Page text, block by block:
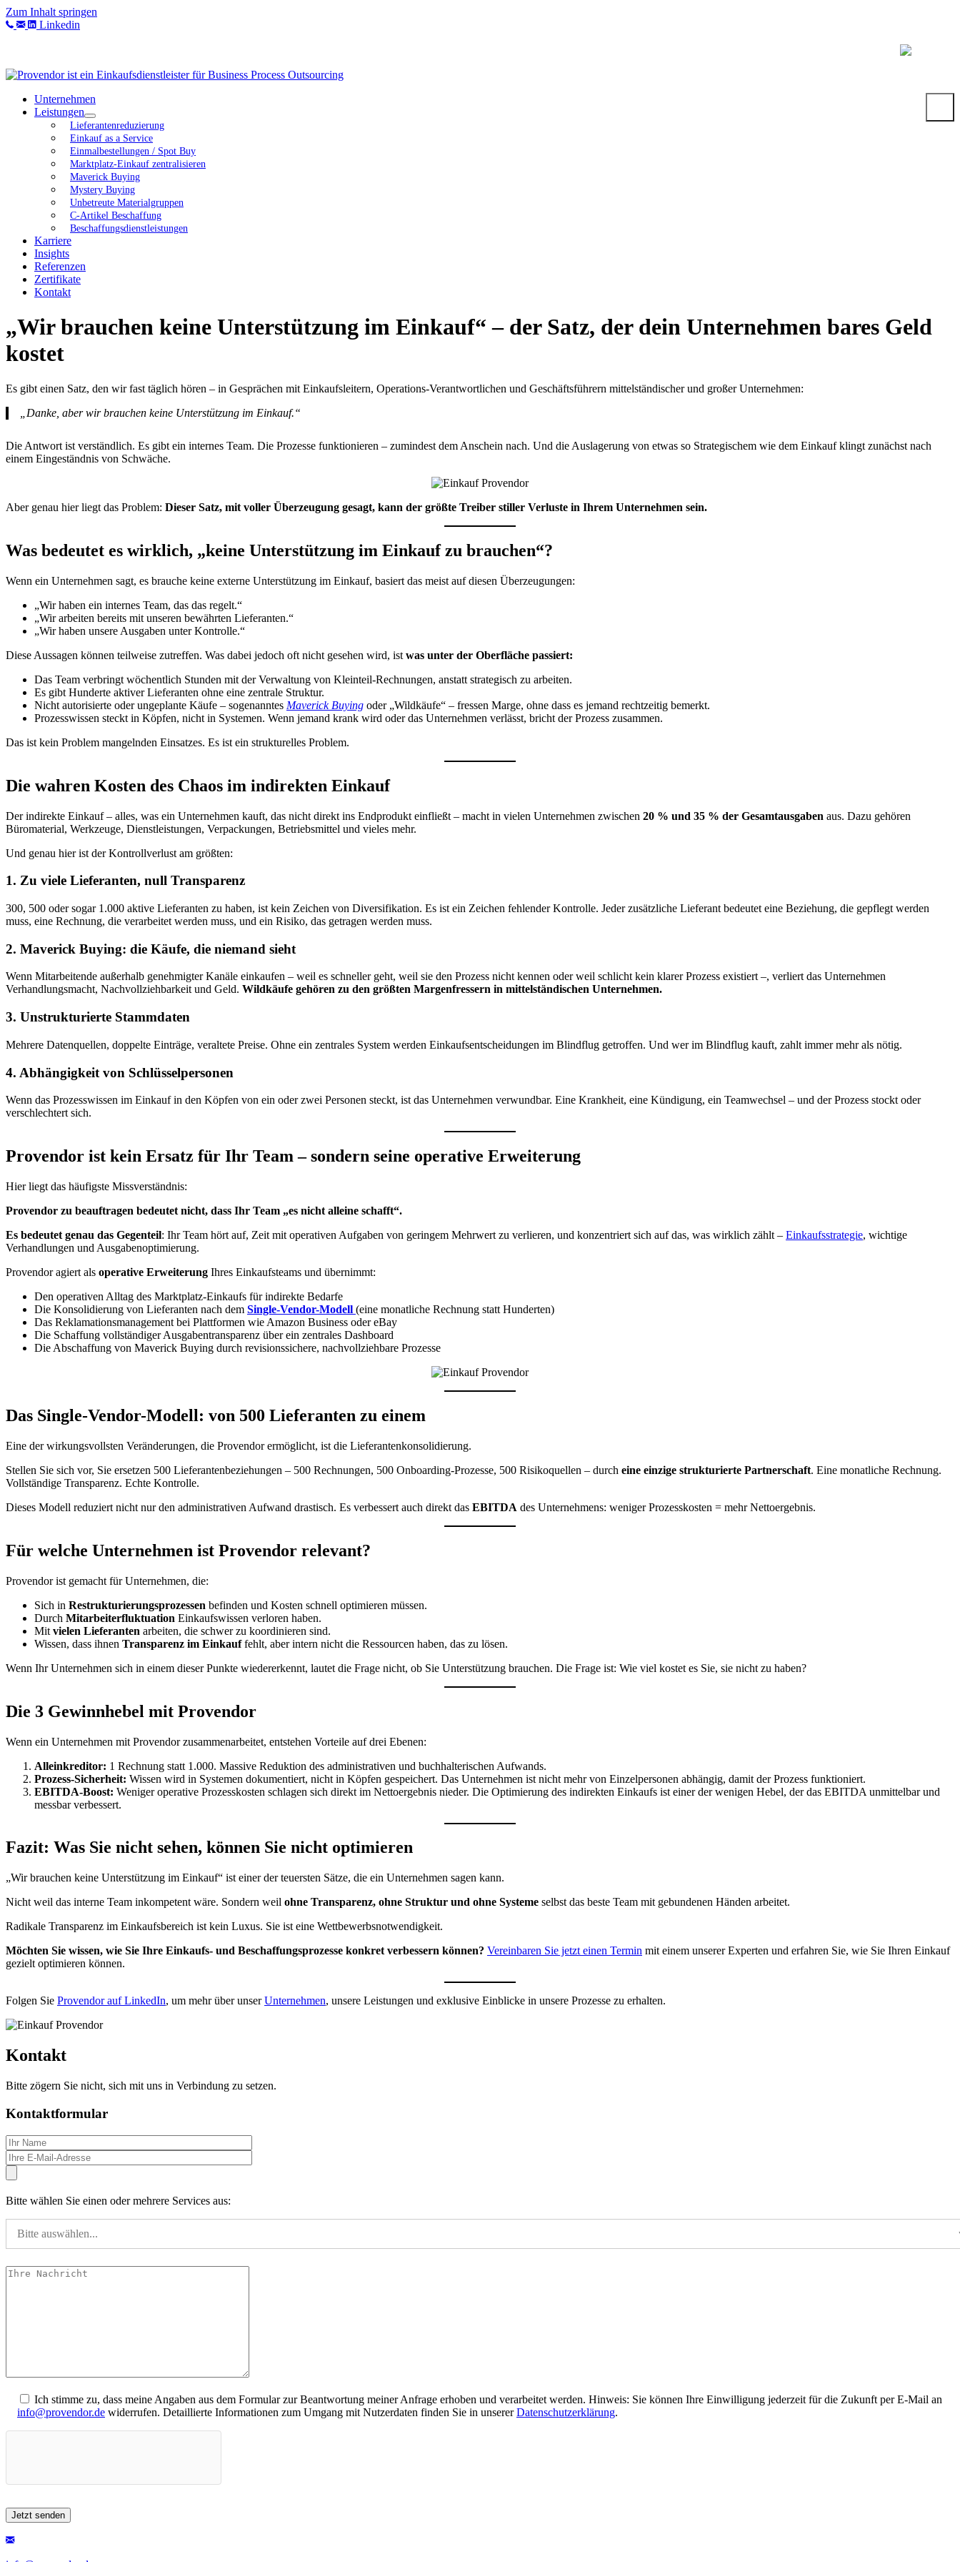
Zum Inhalt springen
Linkedin
Unternehmen
Leistungen
Lieferantenreduzierung
Einkauf as a Service
Einmalbestellungen / Spot Buy
Marktplatz-Einkauf zentralisieren
Maverick Buying
Mystery Buying
Unbetreute Materialgruppen
C-Artikel Beschaffung
Beschaffungsdienstleistungen
Karriere
Insights
Referenzen
Zertifikate
Kontakt
„Wir brauchen keine Unterstützung im Einkauf“ – der Satz, der dein Unternehmen bares Geld
kostet
Es gibt einen Satz, den wir fast täglich hören – in Gesprächen mit Einkaufsleitern, Operations-Verantwortlichen und Geschäftsführern mittelständischer und großer Unternehmen:
„Danke, aber wir brauchen keine Unterstützung im Einkauf.“
Die Antwort ist verständlich. Es gibt ein internes Team. Die Prozesse funktionieren – zumindest dem Anschein nach. Und die Auslagerung von etwas so Strategischem wie dem Einkauf klingt zunächst nach
einem Eingeständnis von Schwäche.
Aber genau hier liegt das Problem: Dieser Satz, mit voller Überzeugung gesagt, kann der größte Treiber stiller Verluste in Ihrem Unternehmen sein.
Was bedeutet es wirklich, „keine Unterstützung im Einkauf zu brauchen“?
Wenn ein Unternehmen sagt, es brauche keine externe Unterstützung im Einkauf, basiert das meist auf diesen Überzeugungen:
„Wir haben ein internes Team, das das regelt.“
„Wir arbeiten bereits mit unseren bewährten Lieferanten.“
„Wir haben unsere Ausgaben unter Kontrolle.“
Diese Aussagen können teilweise zutreffen. Was dabei jedoch oft nicht gesehen wird, ist was unter der Oberfläche passiert:
Das Team verbringt wöchentlich Stunden mit der Verwaltung von Kleinteil-Rechnungen, anstatt strategisch zu arbeiten.
Es gibt Hunderte aktiver Lieferanten ohne eine zentrale Struktur.
Nicht autorisierte oder ungeplante Käufe – sogenanntes Maverick Buying oder „Wildkäufe“ – fressen Marge, ohne dass es jemand rechtzeitig bemerkt.
Prozesswissen steckt in Köpfen, nicht in Systemen. Wenn jemand krank wird oder das Unternehmen verlässt, bricht der Prozess zusammen.
Das ist kein Problem mangelnden Einsatzes. Es ist ein strukturelles Problem.
Die wahren Kosten des Chaos im indirekten Einkauf
Der indirekte Einkauf – alles, was ein Unternehmen kauft, das nicht direkt ins Endprodukt einfließt – macht in vielen Unternehmen zwischen 20 % und 35 % der Gesamtausgaben aus. Dazu gehören
Büromaterial, Werkzeuge, Dienstleistungen, Verpackungen, Betriebsmittel und vieles mehr.
Und genau hier ist der Kontrollverlust am größten:
1. Zu viele Lieferanten, null Transparenz
300, 500 oder sogar 1.000 aktive Lieferanten zu haben, ist kein Zeichen von Diversifikation. Es ist ein Zeichen fehlender Kontrolle. Jeder zusätzliche Lieferant bedeutet eine Beziehung, die gepflegt werden
muss, eine Rechnung, die verarbeitet werden muss, und ein Risiko, das getragen werden muss.
2. Maverick Buying: die Käufe, die niemand sieht
Wenn Mitarbeitende außerhalb genehmigter Kanäle einkaufen – weil es schneller geht, weil sie den Prozess nicht kennen oder weil schlicht kein klarer Prozess existiert –, verliert das Unternehmen
Verhandlungsmacht, Nachvollziehbarkeit und Geld. Wildkäufe gehören zu den größten Margenfressern in mittelständischen Unternehmen.
3. Unstrukturierte Stammdaten
Mehrere Datenquellen, doppelte Einträge, veraltete Preise. Ohne ein zentrales System werden Einkaufsentscheidungen im Blindflug getroffen. Und wer im Blindflug kauft, zahlt immer mehr als nötig.
4. Abhängigkeit von Schlüsselpersonen
Wenn das Prozesswissen im Einkauf in den Köpfen von ein oder zwei Personen steckt, ist das Unternehmen verwundbar. Eine Krankheit, eine Kündigung, ein Teamwechsel – und der Prozess stockt oder
verschlechtert sich.
Provendor ist kein Ersatz für Ihr Team – sondern seine operative Erweiterung
Hier liegt das häufigste Missverständnis:
Provendor zu beauftragen bedeutet nicht, dass Ihr Team „es nicht alleine schafft“.
Es bedeutet genau das Gegenteil: Ihr Team hört auf, Zeit mit operativen Aufgaben von geringem Mehrwert zu verlieren, und konzentriert sich auf das, was wirklich zählt – Einkaufsstrategie, wichtige
Verhandlungen und Ausgabenoptimierung.
Provendor agiert als operative Erweiterung Ihres Einkaufsteams und übernimmt:
Den operativen Alltag des Marktplatz-Einkaufs für indirekte Bedarfe
Die Konsolidierung von Lieferanten nach dem Single-Vendor-Modell (eine monatliche Rechnung statt Hunderten)
Das Reklamationsmanagement bei Plattformen wie Amazon Business oder eBay
Die Schaffung vollständiger Ausgabentransparenz über ein zentrales Dashboard
Die Abschaffung von Maverick Buying durch revisionssichere, nachvollziehbare Prozesse
Das Single-Vendor-Modell: von 500 Lieferanten zu einem
Eine der wirkungsvollsten Veränderungen, die Provendor ermöglicht, ist die Lieferantenkonsolidierung.
Stellen Sie sich vor, Sie ersetzen 500 Lieferantenbeziehungen – 500 Rechnungen, 500 Onboarding-Prozesse, 500 Risikoquellen – durch eine einzige strukturierte Partnerschaft. Eine monatliche Rechnung.
Vollständige Transparenz. Echte Kontrolle.
Dieses Modell reduziert nicht nur den administrativen Aufwand drastisch. Es verbessert auch direkt das EBITDA des Unternehmens: weniger Prozesskosten = mehr Nettoergebnis.
Für welche Unternehmen ist Provendor relevant?
Provendor ist gemacht für Unternehmen, die:
Sich in Restrukturierungsprozessen befinden und Kosten schnell optimieren müssen.
Durch Mitarbeiterfluktuation Einkaufswissen verloren haben.
Mit vielen Lieferanten arbeiten, die schwer zu koordinieren sind.
Wissen, dass ihnen Transparenz im Einkauffehlt, aber intern nicht die Ressourcen haben, das zu lösen.
Wenn Ihr Unternehmen sich in einem dieser Punkte wiedererkennt, lautet die Frage nicht, ob Sie Unterstützung brauchen. Die Frage ist: Wie viel kostet es Sie, sie nicht zu haben?
Die 3 Gewinnhebel mit Provendor
Wenn ein Unternehmen mit Provendor zusammenarbeitet, entstehen Vorteile auf drei Ebenen:
Alleinkreditor: 1 Rechnung statt 1.000. Massive Reduktion des administrativen und buchhalterischen Aufwands.
Prozess-Sicherheit: Wissen wird in Systemen dokumentiert, nicht in Köpfen gespeichert. Das Unternehmen ist nicht mehr von Einzelpersonen abhängig, damit der Prozess funktioniert.
EBITDA-Boost: Weniger operative Prozesskosten schlagen sich direkt im Nettoergebnis nieder. Die Optimierung des indirekten Einkaufs ist einer der wenigen Hebel, der das EBITDA unmittelbar und
messbar verbessert.
Fazit: Was Sie nicht sehen, können Sie nicht optimieren
„Wir brauchen keine Unterstützung im Einkauf“ ist einer der teuersten Sätze, die ein Unternehmen sagen kann.
Nicht weil das interne Team inkompetent wäre. Sondern weil ohne Transparenz, ohne Struktur und ohne Systeme selbst das beste Team mit gebundenen Händen arbeitet.
Radikale Transparenz im Einkaufsbereich ist kein Luxus. Sie ist eine Wettbewerbsnotwendigkeit.
Möchten Sie wissen, wie Sie Ihre Einkaufs- und Beschaffungsprozesse konkret verbessern können? Vereinbaren Sie jetzt einen Termin mit einem unserer Experten und erfahren Sie, wie Sie Ihren Einkauf
gezielt optimieren können.
Folgen Sie Provendor auf LinkedIn, um mehr über unserUnternehmen, unsere Leistungen und exklusive Einblicke in unsere Prozesse zu erhalten.
Kontakt
Bitte zögern Sie nicht, sich mit uns in Verbindung zu setzen.
Kontaktformular
Bitte wählen Sie einen oder mehrere Services aus:
Bitte auswählen...
Ich stimme zu, dass meine Angaben aus dem Formular zur Beantwortung meiner Anfrage erhoben und verarbeitet werden. Hinweis: Sie können Ihre Einwilligung jederzeit für die Zukunft per E-Mail an
info@provendor.de widerrufen. Detaillierte Informationen zum Umgang mit Nutzerdaten finden Sie in unsererDatenschutzerklärung.